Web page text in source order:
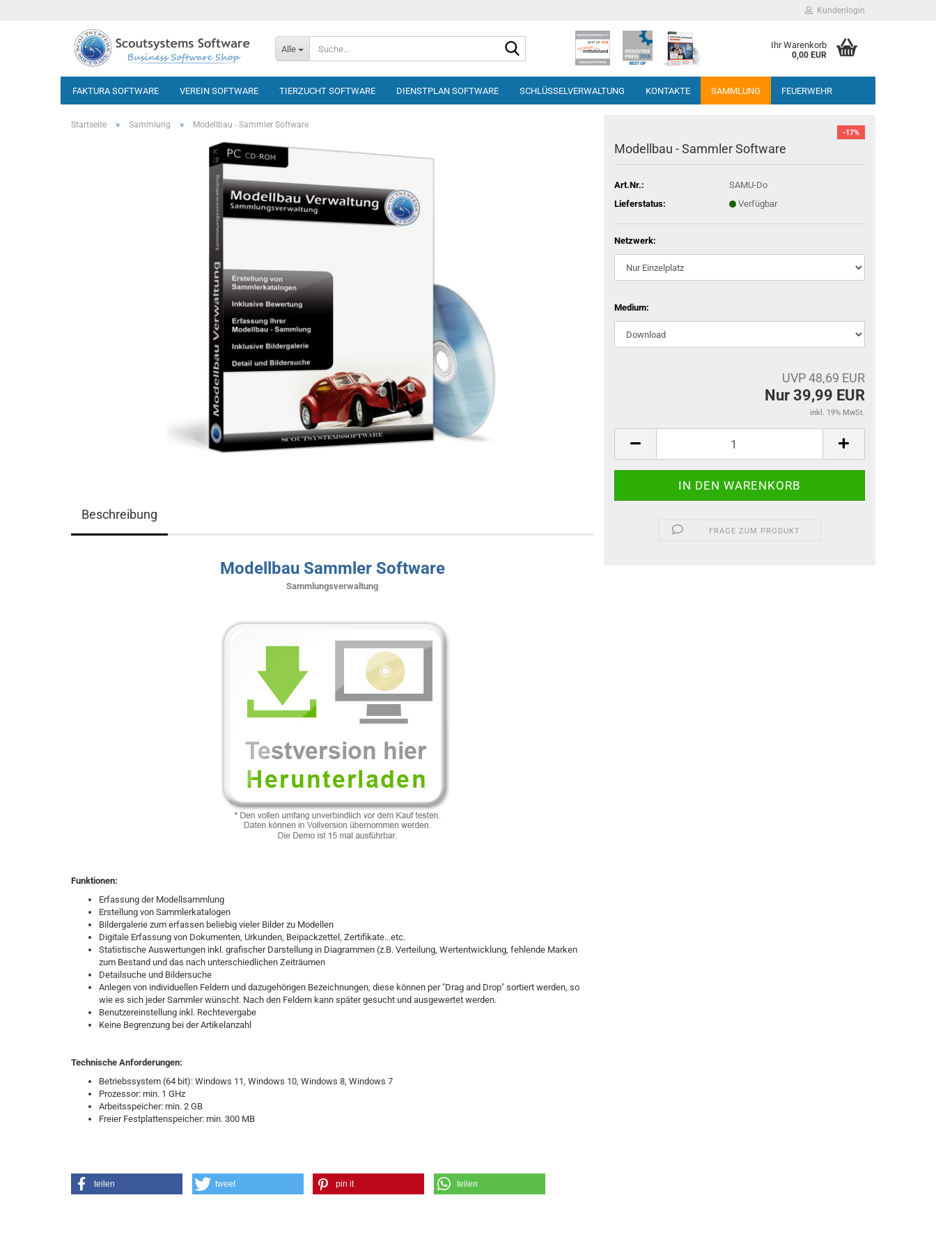
Kundenlogin
Alle Ihr Warenkorb
0,00 EUR
FAKTURA SOFTWARE VEREIN SOFTWARE TIERZUCHT SOFTWARE DIENSTPLAN SOFTWARE SCHLÜSSELVERWALTUNG KONTAKTE SAMMLUNG FEUERWEHR
Startseite » Sammlung » Modellbau - Sammler Software
-17%
Modellbau - Sammler Software
Art.Nr.:
SAMU-Do
Lieferstatus:
Verfügbar
Netzwerk:
Medium:
UVP 48,69 EUR
Nur 39,99 EUR
inkl. 19% MwSt.
FRAGE ZUM PRODUKT
Beschreibung
Modellbau Sammler Software
Sammlungsverwaltung
Funktionen:
Erfassung der Modellsammlung
Erstellung von Sammlerkatalogen
Bildergalerie zum erfassen beliebig vieler Bilder zu Modellen
Digitale Erfassung von Dokumenten, Urkunden, Beipackzettel, Zertifikate...etc.
Statistische Auswertungen inkl. grafischer Darstellung in Diagrammen (z.B. Verteilung, Wertentwicklung, fehlende Marken
zum Bestand und das nach unterschiedlichen Zeiträumen
Detailsuche und Bildersuche
Anlegen von individuellen Feldern und dazugehörigen Bezeichnungen, diese können per "Drag and Drop" sortiert werden, so
wie es sich jeder Sammler wünscht. Nach den Feldern kann später gesucht und ausgewertet werden.
Benutzereinstellung inkl. Rechtevergabe
Keine Begrenzung bei der Artikelanzahl
Technische Anforderungen:
Betriebssystem (64 bit): Windows 11, Windows 10, Windows 8, Windows 7
Prozessor: min. 1 GHz
Arbeitsspeicher: min. 2 GB
Freier Festplattenspeicher: min. 300 MB
teilen tweet pin it teilen